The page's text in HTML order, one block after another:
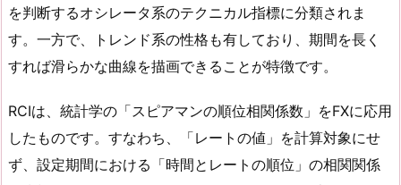
を判断するオシレータ系のテクニカル指標に分類されま
す。一方で、トレンド系の性格も有しており、期間を長く
すれば滑らかな曲線を描画できることが特徴です。
RCIは、統計学の「スピアマンの順位相関係数」をFXに応用
したものです。すなわち、「レートの値」を計算対象にせ
ず、設定期間における「時間とレートの順位」の相関関係